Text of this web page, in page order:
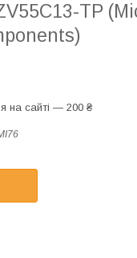
TP
на сайті — 200 ₴